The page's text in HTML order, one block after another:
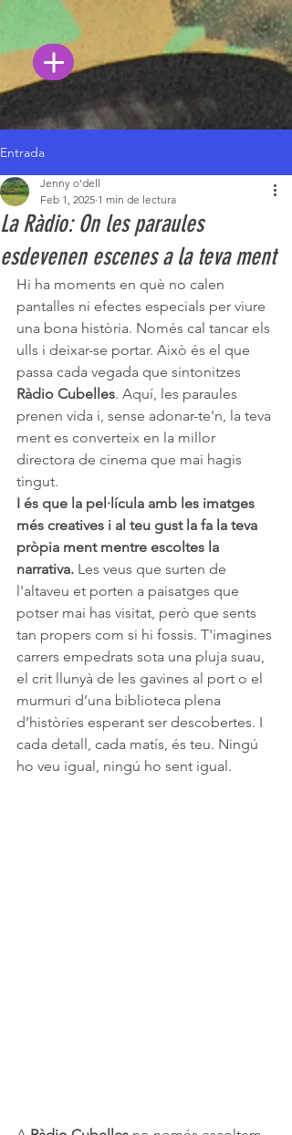
Entrada
La Ràdio: On les paraules
esdevenen escenes a la teva ment
Jenny o'dell
Feb 1, 2025 1 min de lectura
Hi ha moments en què no calen
pantalles ni efectes especials per viure
una bona història. Només cal tancar els
ulls i deixar-se portar. Això és el que
passa cada vegada que sintonitzes
Ràdio Cubelles. Aquí, les paraules
prenen vida i, sense adonar-te'n, la teva
ment es converteix en la millor
directora de cinema que mai hagis
tingut.
I és que la pel·lícula amb les imatges
més creatives i al teu gust la fa la teva
pròpia ment mentre escoltes la
narrativa. Les veus que surten de
l'altaveu et porten a paisatges que
potser mai has visitat, però que sents
tan propers com si hi fossis. T'imagines
carrers empedrats sota una pluja suau,
el crit llunyà de les gavines al port o el
murmuri d’una biblioteca plena
d’històries esperant ser descobertes. I
cada detall, cada matís, és teu. Ningú
ho veu igual, ningú ho sent igual.